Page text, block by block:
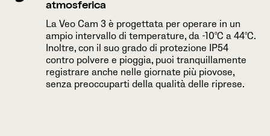
atmosferica
La Veo Cam 3 è progettata per operare in un
ampio intervallo di temperature, da -10°C a 44°C.
Inoltre, con il suo grado di protezione IP54
contro polvere e pioggia, puoi tranquillamente
registrare anche nelle giornate più piovose,
senza preoccuparti della qualità delle riprese.